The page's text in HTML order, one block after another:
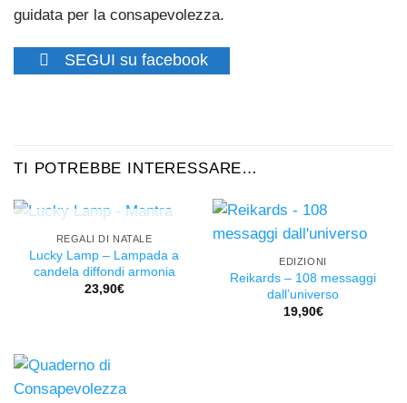
guidata per la consapevolezza.
SEGUI su facebook
TI POTREBBE INTERESSARE…
ESAURITO
REGALI DI NATALE
Lucky Lamp – Lampada a
candela diffondi armonia
23,90€
EDIZIONI
Reikards – 108 messaggi
dall’universo
19,90€